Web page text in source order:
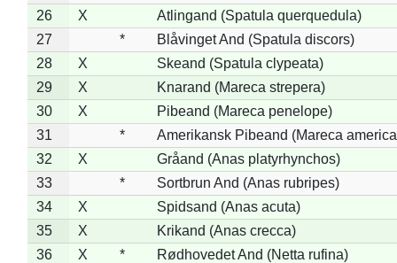
26
X
Atlingand (Spatula querquedula)
27
*
Blåvinget And (Spatula discors)
28
X
Skeand (Spatula clypeata)
29
X
Knarand (Mareca strepera)
30
X
Pibeand (Mareca penelope)
31
*
Amerikansk Pibeand (Mareca
32
X
Gråand (Anas platyrhynchos)
33
*
Sortbrun And (Anas rubripes)
34
X
Spidsand (Anas acuta)
35
X
Krikand (Anas crecca)
36
X *
Rødhovedet And (Netta rufina)